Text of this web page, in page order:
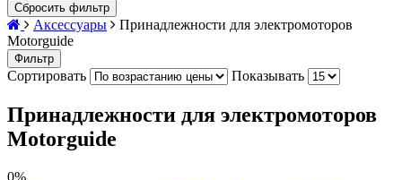
Сбросить фильтр
Аксессуары
Принадлежности для электромоторов
Motorguide
Фильтр
Сортировать Показывать
Принадлежности для электромоторов
Motorguide
0%